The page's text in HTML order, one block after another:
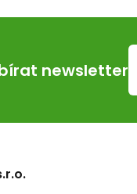
newsletter